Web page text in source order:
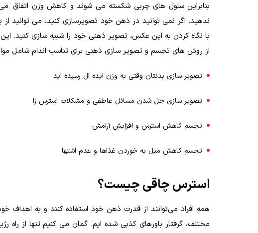
بنابراین سلول های چربی شکسته می شوند و کاهش وزن اتفاق می
ندهید. اگر نمی توانید در ذهن خود تصویرسازی کنید، می توانید
با نگاه کردن به این عکس، تصویر ذهنی خود را شبیه سازی کنید.
از روش های تجسم و تصویر سازی ذهنی برای تناسب اندام شامل
تصویر سازی بدنتان وقتی به وزن ایده آل رسیده اید
تصویر سازی حل شدن مسائل عاطفی و مشکلات استرس زا
تجسم کاهش استرس و افزایش آرامش
تجسم کاهش میل به خوردن غذاها و عدم اشتها
استرس چاقی چیست؟
همه افراد می‌توانند از قدرت ذهن خود استفاده کنند و به اهداف
مختلف، گرفتار باورهای کذبی شده ایم. گمان می کنیم تنها از راه